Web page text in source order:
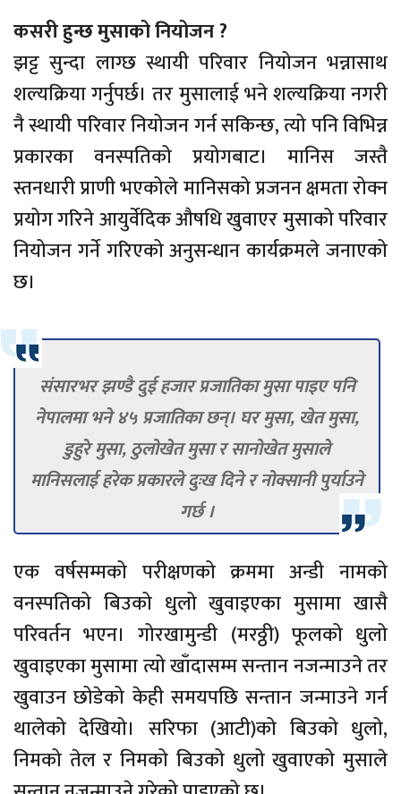
कसरी हुन्छ मुसाको नियोजन ?
झट्ट सुन्दा लाग्छ स्थायी परिवार नियोजन भन्नासाथ
शल्यक्रिया गर्नुपर्छ। तर मुसालाई भने शल्यक्रिया नगरी
नै स्थायी परिवार नियोजन गर्न सकिन्छ, त्यो पनि विभिन्न
प्रकारका वनस्पतिको प्रयोगबाट। मानिस जस्तै
स्तनधारी प्राणी भएकोले मानिसको प्रजनन क्षमता रोक्न
प्रयोग गरिने आयुर्वेदिक औषधि खुवाएर मुसाको परिवार
नियोजन गर्ने गरिएको अनुसन्धान कार्यक्रमले जनाएको
छ।
संसारभर झण्डै दुई हजार प्रजातिका मुसा पाइए पनि
नेपालमा भने ४५ प्रजातिका छन्। घर मुसा, खेत मुसा,
डुहुरे मुसा, ठुलोखेत मुसा र सानोखेत मुसाले
मानिसलाई हरेक प्रकारले दुःख दिने र नोक्सानी पुर्याउने
गर्छ ।
एक वर्षसम्मको परीक्षणको क्रममा अन्डी नामको
वनस्पतिको बिउको धुलो खुवाइएका मुसामा खासै
परिवर्तन भएन। गोरखामुन्डी (मरठ्ठी) फूलको धुलो
खुवाइएका मुसामा त्यो खाँदासम्म सन्तान नजन्माउने तर
खुवाउन छोडेको केही समयपछि सन्तान जन्माउने गर्न
थालेको देखियो। सरिफा (आटी)को बिउको धुलो,
निमको तेल र निमको बिउको धुलो खुवाएको मुसाले